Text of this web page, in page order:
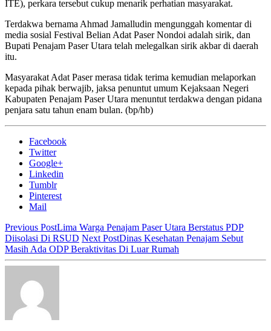
ITE), perkara tersebut cukup menarik perhatian masyarakat.
Terdakwa bernama Ahmad Jamalludin mengunggah komentar di
media sosial Festival Belian Adat Paser Nondoi adalah sirik, dan
Bupati Penajam Paser Utara telah melegalkan sirik akbar di daerah
itu.
Masyarakat Adat Paser merasa tidak terima kemudian melaporkan
kepada pihak berwajib, jaksa penuntut umum Kejaksaan Negeri
Kabupaten Penajam Paser Utara menuntut terdakwa dengan pidana
penjara satu tahun enam bulan. (bp/hb)
Facebook
Twitter
Google+
Linkedin
Tumblr
Pinterest
Mail
Previous PostLima Warga Penajam Paser Utara Berstatus PDP
Diisolasi Di RSUD Next PostDinas Kesehatan Penajam Sebut
Masih Ada ODP Beraktivitas Di Luar Rumah